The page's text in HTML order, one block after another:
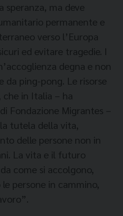
speranza, ma deve
permanente e
verso l’Europa
ed evitare tragedie. I
degna e non
da ping-pong. Le risorse
che in Italia – ha
Fondazione Migrantes –
tutela della vita,
delle persone non in
La vita e il futuro
come si accolgono,
persone in cammino,